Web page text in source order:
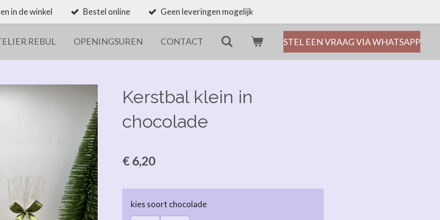
in de winkel Bestel online Geen leveringen mogelijk
REBUL OPENINGSUREN CONTACT STEL EEN VRAAG VIA WHATSAPP
Kerstbal klein in
chocolade
€ 6,20
kies soort chocolade